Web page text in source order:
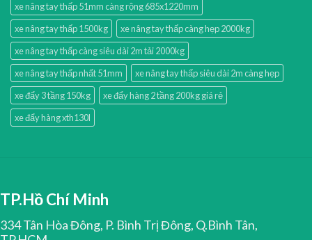
xe nâng tay thấp 51mm càng rộng 685x1220mm
xe nâng tay thấp 1500kg
xe nâng tay thấp càng hẹp 2000kg
xe nâng tay thấp càng siêu dài 2m tải 2000kg
xe nâng tay thấp nhất 51mm
xe nâng tay thấp siêu dài 2m càng hẹp
xe đẩy 3 tầng 150kg
xe đẩy hàng 2 tầng 200kg giá rẻ
xe đẩy hàng xth130l
TP.Hồ Chí Minh
334 Tân Hòa Đông, P. Bình Trị Đông, Q.Bình Tân,